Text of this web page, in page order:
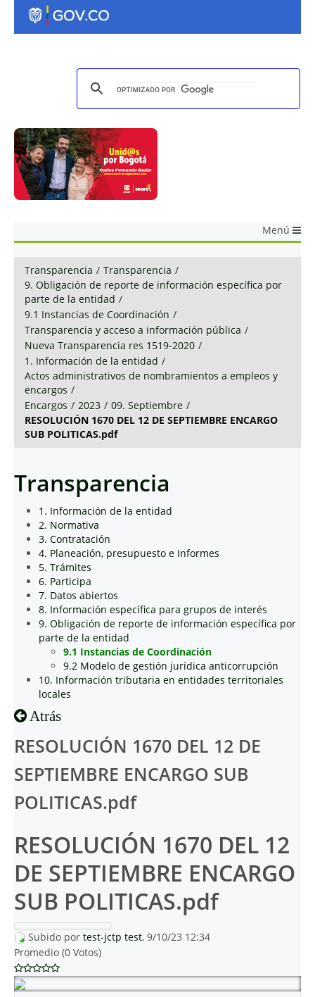
Menú
Transparencia / Transparencia /
9. Obligación de reporte de información específica por
parte de la entidad /
9.1 Instancias de Coordinación /
Transparencia y acceso a información pública /
Nueva Transparencia res 1519-2020 /
1. Información de la entidad /
Actos administrativos de nombramientos a empleos y
encargos /
Encargos / 2023 / 09. Septiembre /
RESOLUCIÓN 1670 DEL 12 DE SEPTIEMBRE ENCARGO
SUB POLITICAS.pdf
Transparencia
1. Información de la entidad
2. Normativa
3. Contratación
4. Planeación, presupuesto e Informes
5. Trámites
6. Participa
7. Datos abiertos
8. Información específica para grupos de interés
9. Obligación de reporte de información específica por
parte de la entidad
9.1 Instancias de Coordinación
9.2 Modelo de gestión jurídica anticorrupción
10. Información tributaria en entidades territoriales
locales
Atrás
RESOLUCIÓN 1670 DEL 12 DE
SEPTIEMBRE ENCARGO SUB
POLITICAS.pdf
RESOLUCIÓN 1670 DEL 12
DE SEPTIEMBRE ENCARGO
SUB POLITICAS.pdf
Subido por test-jctp test, 9/10/23 12:34
Promedio (0 Votos)